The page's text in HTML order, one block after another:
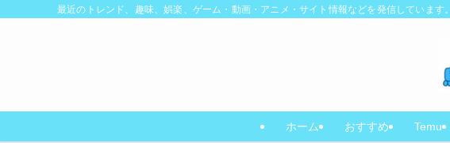
最近のトレンド、趣味、娯楽、ゲーム・動画・アニメ・サイト情報などを発信しています。
ホーム おすすめ Temu